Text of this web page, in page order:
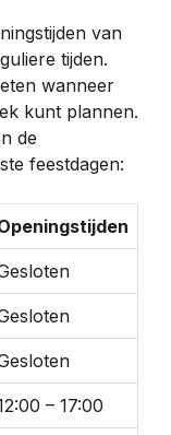
van
tijden.
wanneer
kunt plannen.
de
feestdagen:
– 17:00